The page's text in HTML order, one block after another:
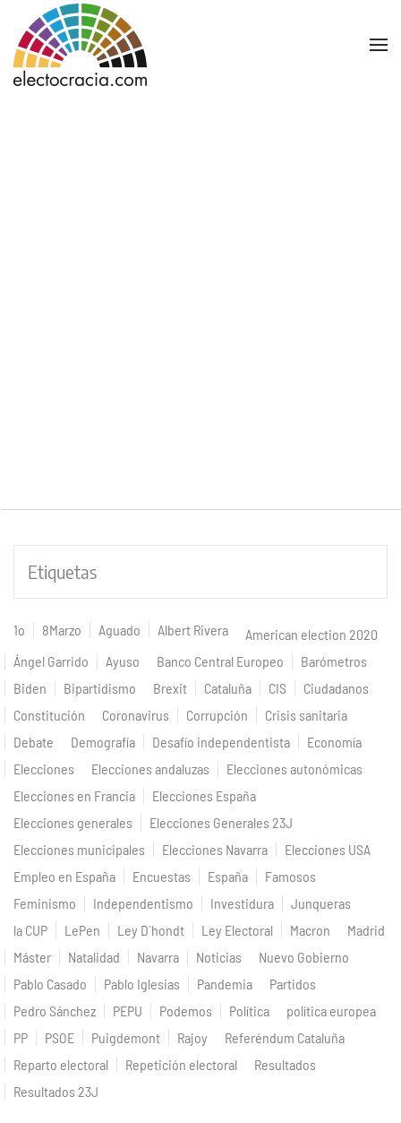
Ir al contenido principal
Etiquetas
1o 8Marzo Aguado Albert Rivera
American election 2020
Ángel Garrido
Ayuso Banco Central Europeo
Barómetros
Biden
Bipartidismo Brexit Cataluña CIS
Ciudadanos
Constitución
Coronavirus Corrupción
Crisis sanitaria
Debate
Demografía Desafío independentista
Economía
Elecciones
Elecciones andaluzas
Elecciones autonómicas
Elecciones en Francia
Elecciones España
Elecciones generales
Elecciones Generales 23J
Elecciones municipales
Elecciones Navarra
Elecciones USA
Empleo en España
Encuestas España
Famosos
Feminismo
Independentismo Investidura
Junqueras
la CUP
LePen Ley D`hondt Ley Electoral Macron
Madrid
Máster
Natalidad Navarra Noticias
Nuevo Gobierno
Pablo Casado
Pablo Iglesias Pandemia
Partidos
Pedro Sánchez
PEPU Podemos Política
política europea
PP
PSOE Puigdemont Rajoy
Referéndum Cataluña
Reparto electoral
Repetición electoral
Resultados
Resultados 23J